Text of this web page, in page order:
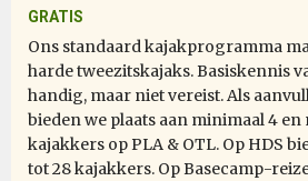
GRATIS
Ons standaard kajakprogramma
harde tweezitskajaks. Basiskennis
handig, maar niet vereist. Als
bieden we plaats aan minimaal 4 en
kajakkers op PLA & OTL. Op HDS
tot 28 kajakkers. Op Basecamp-